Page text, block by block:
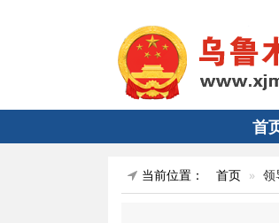
首
当前位置： 首页 领